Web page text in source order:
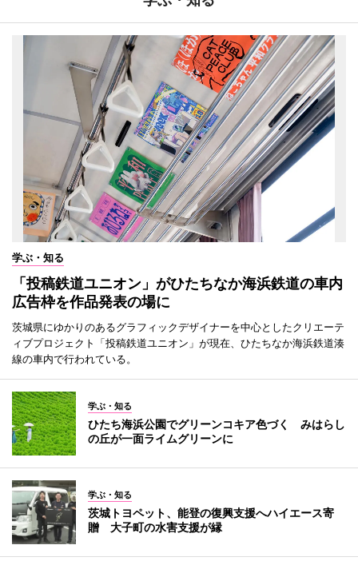
学ぶ・知る
「投稿鉄道ユニオン」がひたちなか海浜鉄道の車内
広告枠を作品発表の場に
茨城県にゆかりのあるグラフィックデザイナーを中心としたクリエーテ
ィブプロジェクト「投稿鉄道ユニオン」が現在、ひたちなか海浜鉄道湊
線の車内で行われている。
学ぶ・知る
ひたち海浜公園でグリーンコキア色づく みはらし
の丘が一面ライムグリーンに
学ぶ・知る
茨城トヨペット、能登の復興支援へハイエース寄
贈 大子町の水害支援が縁